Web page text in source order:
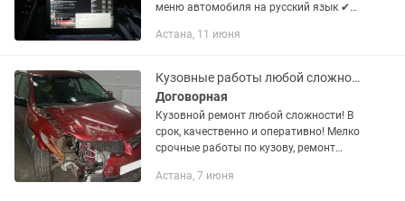
меню автомобиля на русский язык ✔
Казахстан ✔ Установим навигацию,
BMW,...
Астана, 11 июня
Кузовные работы любой сложности
Договорная
Кузовной ремонт любой сложности! В
срок, качественно и оперативно! Мелко
срочные работы по кузову, ремонт
покраска авто! Покраска авто
Астана, 7 июня